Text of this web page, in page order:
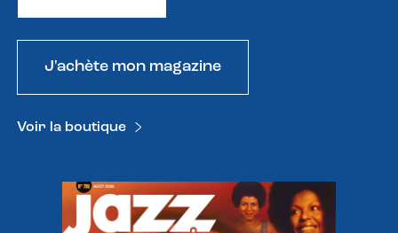
J'achète mon magazine
Voir la boutique